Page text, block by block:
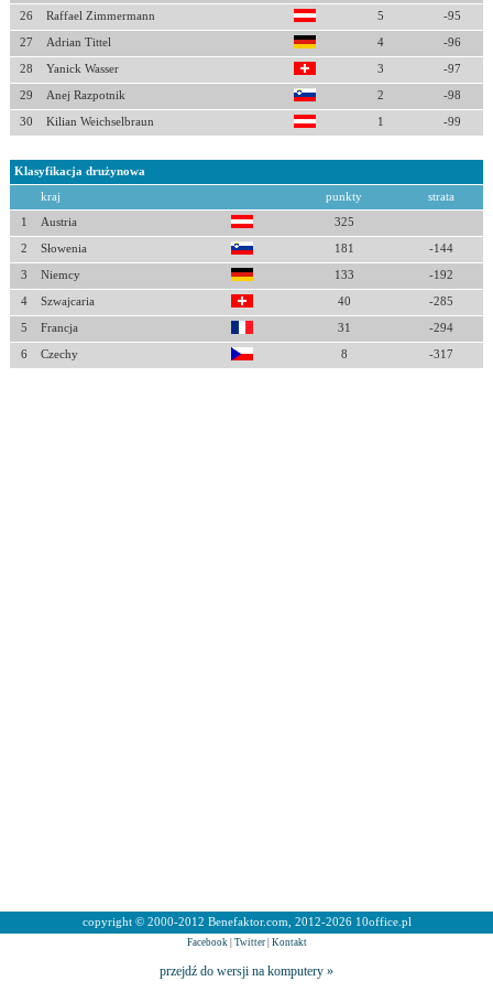
26 Raffael Zimmermann 5 -95
27 Adrian Tittel 4 -96
28 Yanick Wasser 3 -97
29 Anej Razpotnik 2 -98
30 Kilian Weichselbraun 1 -99
Klasyfikacja drużynowa
kraj punkty strata
1 Austria 325
2 Słowenia 181 -144
3 Niemcy 133 -192
4 Szwajcaria 40 -285
5 Francja 31 -294
6 Czechy 8 -317
copyright © 2000-2012 Benefaktor.com, 2012-2026 10office.pl
Facebook| Twitter| Kontakt
przejdź do wersji na komputery »